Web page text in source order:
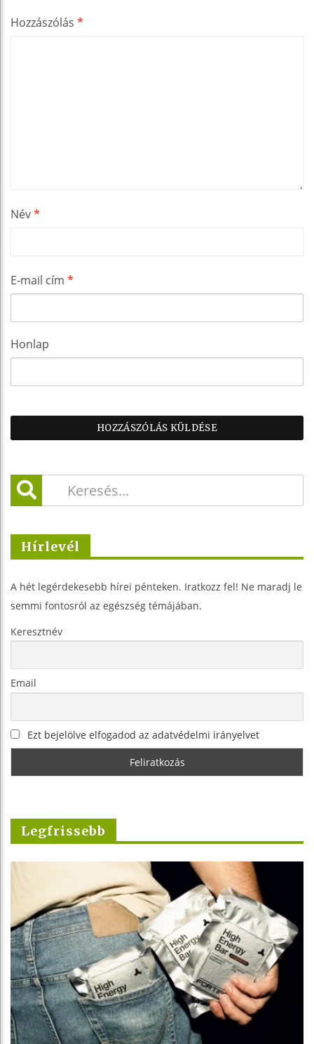
Hozzászólás *
Név*
E-mail cím *
Honlap
Hírlevél
A hét legérdekesebb hírei pénteken. Iratkozz fel! Ne maradj le
semmi fontosról az egészség témájában.
Keresztnév
Email
Ezt bejelölve elfogadod az adatvédelmi irányelvet
Legfrissebb